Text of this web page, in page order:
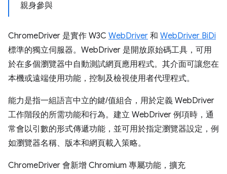
親身參與
ChromeDriver 是實作 W3C WebDriver 和 WebDriver BiDi
標準的獨立伺服器。WebDriver 是開放原始碼工具，可用
於在多個瀏覽器中自動測試網頁應用程式。其介面可讓您在
本機或遠端使用功能，控制及檢視使用者代理程式。
能力是指一組語言中立的鍵/值組合，用於定義 WebDriver
工作階段的所需功能和行為。建立 WebDriver 例項時，通
常會以引數的形式傳遞功能，並可用於指定瀏覽器設定，例
如瀏覽器名稱、版本和網頁載入策略。
ChromeDriver 會新增 Chromium 專屬功能，擴充